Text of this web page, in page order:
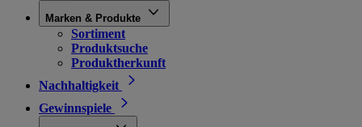
Marken & Produkte
Sortiment
Produktsuche
Produktherkunft
Nachhaltigkeit
Gewinnspiele